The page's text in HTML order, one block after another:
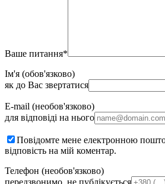
Ваше питання*
Ім'я (обов'язково)
як до Вас звертатися
E-mail (необов'язково)
для відповіді на нього
Повідомте мене електронною
відповість на мій коментар.
Телефон (необов'язково)
передзвонимо, не публікується